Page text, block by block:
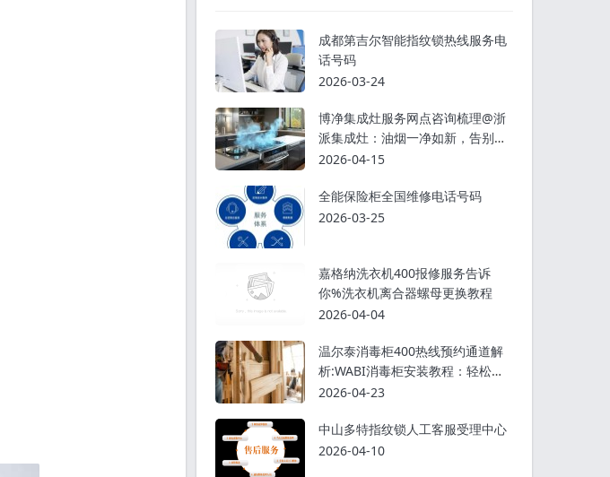
成都第吉尔智能指纹锁热线服务电
话号码
2026-03-24
博净集成灶服务网点咨询梳理@浙
派集成灶：油烟一净如新，告别厨
房油烟烦恼
2026-04-15
全能保险柜全国维修电话号码
2026-03-25
嘉格纳洗衣机400报修服务告诉
你%洗衣机离合器螺母更换教程
2026-04-04
温尔泰消毒柜400热线预约通道解
析:WABI消毒柜安装教程：轻松掌
握三步搞定！
2026-04-23
中山多特指纹锁人工客服受理中心
2026-04-10